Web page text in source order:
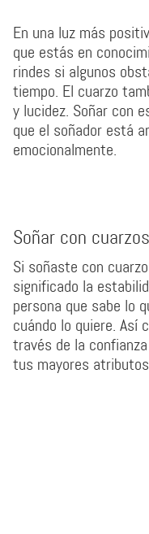
En una luz más
que estás en
rindes si algunos
tiempo. El cuarzo
y lucidez. Soñar con
que el soñador está
emocionalmente.
Soñar con
Si soñaste con
significado la
persona que sabe lo
cuándo lo quiere. Así
través de la
tus mayores